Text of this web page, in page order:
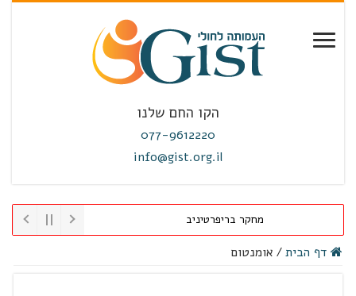
הקו החם שלנו
077-9612220
info@gist.org.il
מחקר בריפרטיניב
דף הבית/ אומנטום